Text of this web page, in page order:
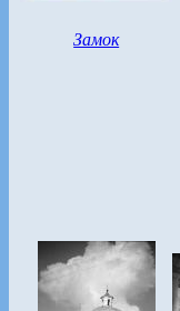
Замок